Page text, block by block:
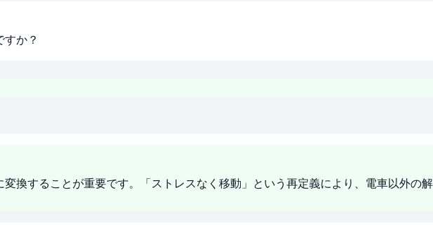
すか？
換することが重要です。「ストレスなく移動」という再定義により、電車以外の解